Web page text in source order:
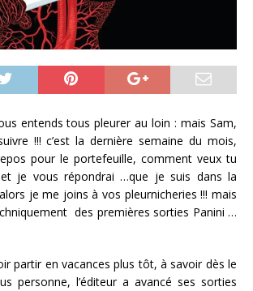
entends tous pleurer au loin : mais Sam,
!!! c’est la dernière semaine du mois,
pour le portefeuille, comment veux tu
je vous répondrai …que je suis dans la
je me joins à vos pleurnicheries !!! mais
des premières sorties Panini …
partir en vacances plus tôt, à savoir dès le
personne, l’éditeur a avancé ses sorties